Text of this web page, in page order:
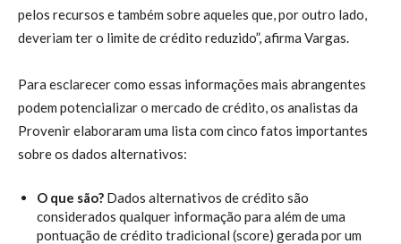
pelos recursos e também sobre aqueles que, por outro lado,
deveriam ter o limite de crédito reduzido”, afirma Vargas.
Para esclarecer como essas informações mais abrangentes
podem potencializar o mercado de crédito, os analistas da
Provenir elaboraram uma lista com cinco fatos importantes
sobre os dados alternativos:
O que são? Dados alternativos de crédito são
considerados qualquer informação para além de uma
pontuação de crédito tradicional (score) gerada por um